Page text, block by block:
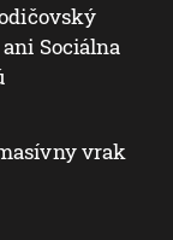
Sociálna
vrak